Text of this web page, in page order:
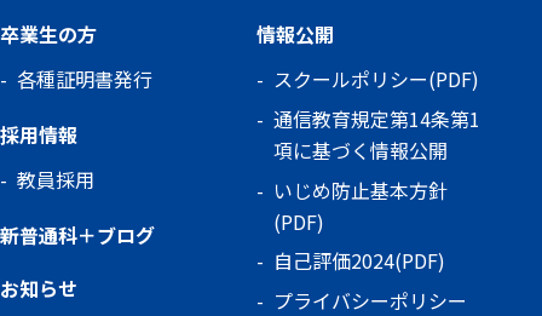
卒業生の方
各種証明書発行
採用情報
教員採用
新普通科＋ブログ
お知らせ
情報公開
スクールポリシー(PDF)
通信教育規定第14条第1
項に基づく情報公開
いじめ防止基本方針
(PDF)
自己評価2024(PDF)
プライバシーポリシー